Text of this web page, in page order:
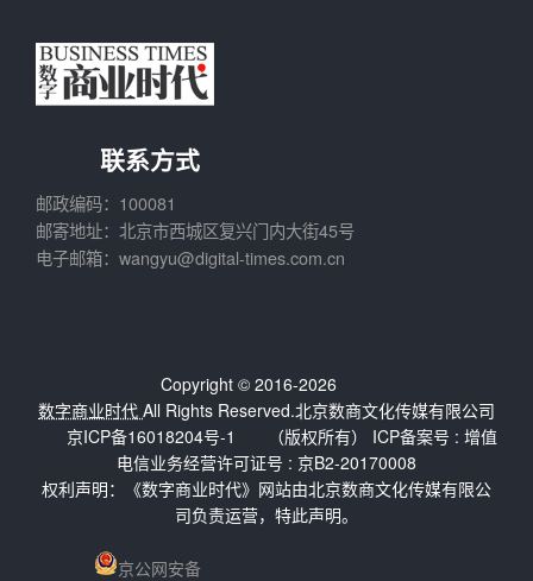
联系方式
邮政编码：100081
邮寄地址：北京市西城区复兴门内大街45号
电子邮箱：wangyu@digital-times.com.cn
Copyright © 2016-2026
数字商业时代 All Rights Reserved.北京数商文化传媒有限公司
（版权所有） ICP备案号 :
京ICP备16018204号-1
增值
电信业务经营许可证号 : 京B2-20170008
权利声明：《数字商业时代》网站由北京数商文化传媒有限公
司负责运营，特此声明。
京公网安备